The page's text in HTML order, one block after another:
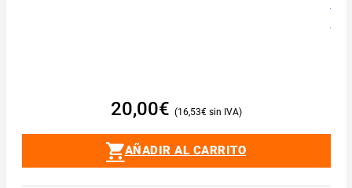
20,00€ 16,53€
AÑADIR AL CARRITO